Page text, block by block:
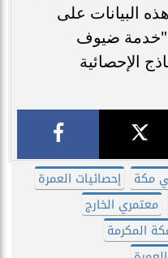
هذه البيانات على
"خدمة ضيوف
الإحصائية
مكة
إحصائيات العمرة
معتمري الخارج
المكرمة